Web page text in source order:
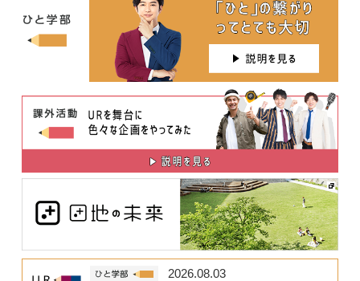
2026.08.03